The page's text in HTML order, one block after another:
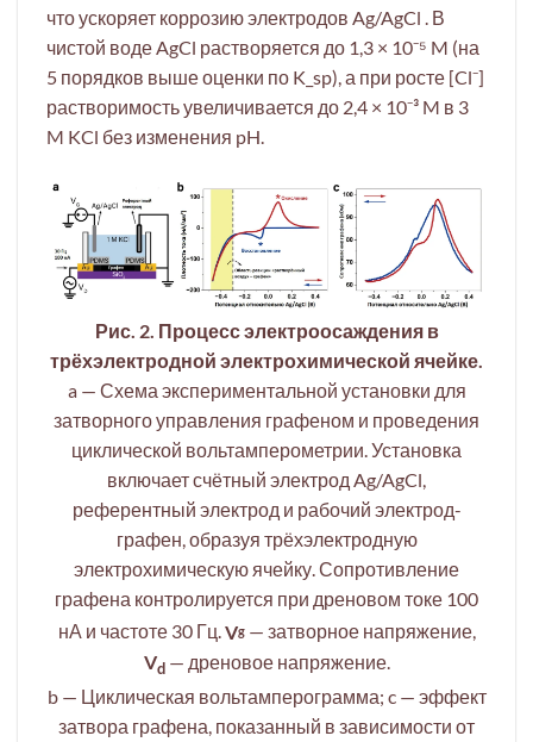
что ускоряет коррозию электродов Ag/AgCl . В
чистой воде AgCl растворяется до 1,3 × 10⁻⁵ M (на
5 порядков выше оценки по K_sp), а при росте [Cl⁻]
растворимость увеличивается до 2,4 × 10⁻³ M в 3
M KCl без изменения pH.
Рис. 2. Процесс электроосаждения в
трёхэлектродной электрохимической ячейке.
a — Схема экспериментальной установки для
затворного управления графеном и проведения
циклической вольтамперометрии. Установка
включает счётный электрод Ag/AgCl,
референтный электрод и рабочий электрод-
графен, образуя трёхэлектродную
электрохимическую ячейку. Сопротивление
графена контролируется при дреновом токе 100
нА и частоте 30 Гц.Vg— затворное напряжение,
Vd— дреновое напряжение.
b — Циклическая вольтамперограмма; c — эффект
затвора графена, показанный в зависимости от